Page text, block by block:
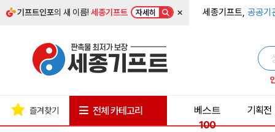
기프트인포의 새 이름!세종기프트 자세히 × 세종기프트, 공공기
즐겨찾기 전체 카테고리
베스트
100
기획전